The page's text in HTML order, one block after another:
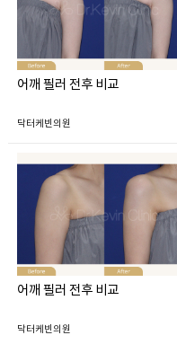
어깨 필러 전후 비교
닥터케빈의원
어깨 필러 전후 비교
닥터케빈의원